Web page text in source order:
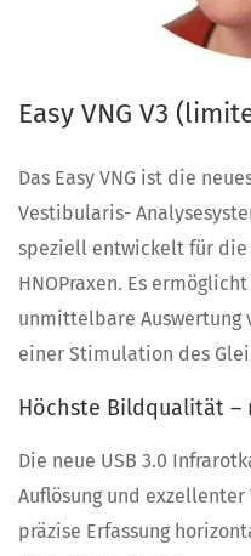
Easy VNG V3
Das Easy VNG ist die
Vestibularis-
speziell entwickelt für
HNOPraxen. Es
unmittelbare Auswertung
einer Stimulation des
Höchste Bildqualität
Die neue USB 3.0
Auflösung und
präzise Erfassung